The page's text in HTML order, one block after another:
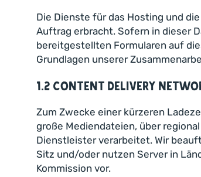
Die Dienste für das Hosting und
Auftrag erbracht. Sofern in dieser
bereitgestellten Formularen auf
Grundlagen unserer
1.2 Content Delivery
Zum Zwecke einer kürzeren
große Mediendateien, über
Dienstleister verarbeitet. Wir
Sitz und/oder nutzen Server in
Kommission vor.